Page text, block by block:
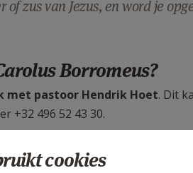
of zus van Jezus, en word je
Borromeus?
met pastoor Hendrik Hoet. Dit
+32 496 52 43 30.
in overleg met de pastoor of
cookies